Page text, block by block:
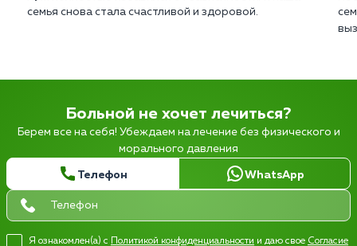
семья снова стала счастливой и здоровой.
Больной не хочет лечиться?
Берем все на себя! Убеждаем на лечение без физического и
морального давления
Телефон WhatsApp
Я ознакомлен(а) с Политикой конфиденциальности и даю свое Согласие